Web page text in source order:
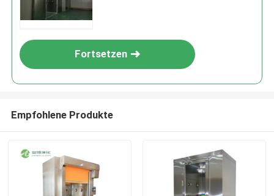
Fortsetzen
Empfohlene Produkte